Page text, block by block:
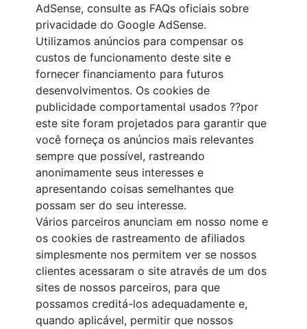
AdSense, consulte as FAQs oficiais sobre
privacidade do Google AdSense.
Utilizamos anúncios para compensar os
custos de funcionamento deste site e
fornecer financiamento para futuros
desenvolvimentos. Os cookies de
publicidade comportamental usados ??por
este site foram projetados para garantir que
você forneça os anúncios mais relevantes
sempre que possível, rastreando
anonimamente seus interesses e
apresentando coisas semelhantes que
possam ser do seu interesse.
Vários parceiros anunciam em nosso nome e
os cookies de rastreamento de afiliados
simplesmente nos permitem ver se nossos
clientes acessaram o site através de um dos
sites de nossos parceiros, para que
possamos creditá-los adequadamente e,
quando aplicável, permitir que nossos